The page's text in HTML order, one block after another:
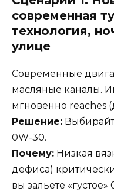
современная
технология,
улице
Современные
масляные каналы.
мгновенно reaches
Решение:
0W-30.
Почему: Низкая
дефиса)
вы зальете